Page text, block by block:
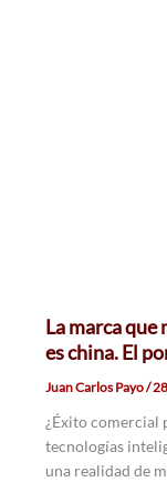
La marca
es china. El
Juan Carlos Payo/
¿Éxito comercial
tecnologías
una realidad de